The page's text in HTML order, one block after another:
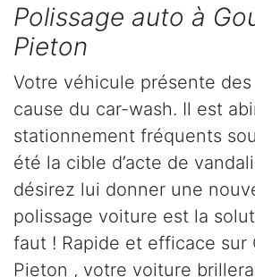
Polissage auto à
Pieton
Votre véhicule présente des
cause du car-wash. Il est
stationnement fréquents
été la cible d’acte de
désirez lui donner une
polissage voiture est la
faut ! Rapide et efficace sur
Pieton , votre voiture